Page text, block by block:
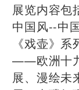
展览内容包
中国风--中
《戏壶》
——欧洲十
展、漫绘